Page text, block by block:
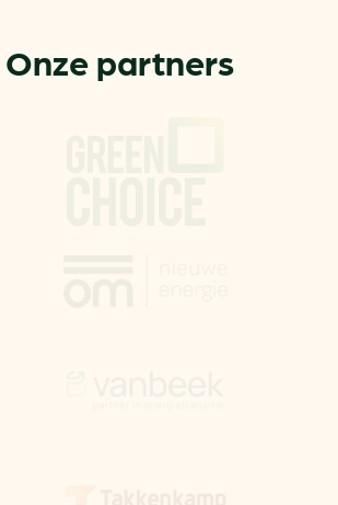
Onze partners